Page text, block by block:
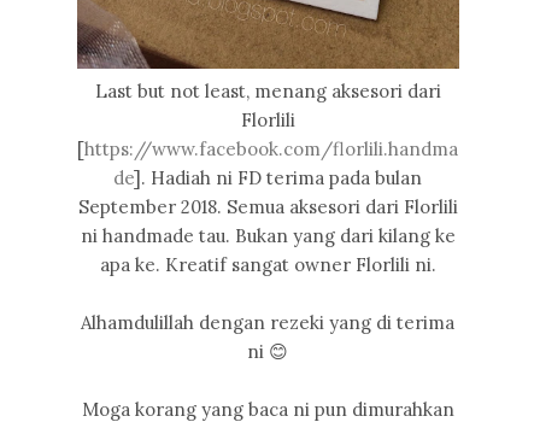
Last but not least, menang aksesori dari
Florlili
[https://www.facebook.com/florlili.handma
de]. Hadiah ni FD terima pada bulan
September 2018. Semua aksesori dari Florlili
ni handmade tau. Bukan yang dari kilang ke
apa ke. Kreatif sangat owner Florlili ni.
Alhamdulillah dengan rezeki yang di terima
ni 😊
Moga korang yang baca ni pun dimurahkan